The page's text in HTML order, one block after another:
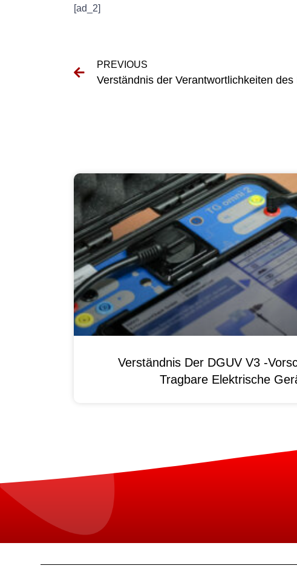
[ad_2]
PREVIOUS
Verständnis Der DGUV V3 -
Tragbare Elektrische